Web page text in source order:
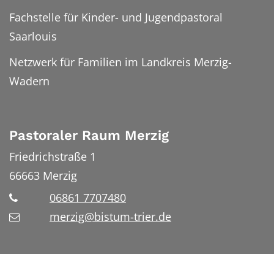
Fachstelle für Kinder- und Jugendpastoral
Saarlouis
Netzwerk für Familien im Landkreis Merzig-
Wadern
Pastoraler Raum Merzig
Friedrichstraße 1
66663 Merzig
06861 7707480
merzig@bistum-trier.de